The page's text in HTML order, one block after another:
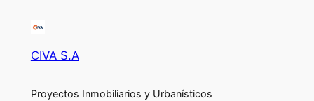
CIVA S.A
Proyectos Inmobiliarios y Urbanísticos